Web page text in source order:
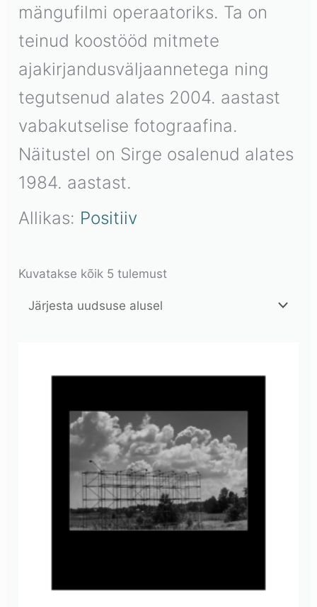
mängufilmi operaatoriks. Ta on
teinud koostööd mitmete
ajakirjandusväljaannetega ning
tegutsenud alates 2004. aastast
vabakutselise fotograafina.
Näitustel on Sirge osalenud alates
1984. aastast.
Allikas: Positiiv
Kuvatakse kõik 5 tulemust